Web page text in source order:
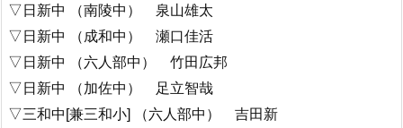
▽日新中 （南陵中） 泉山雄太
▽日新中 （成和中） 瀬口佳活
▽日新中 （六人部中） 竹田広邦
▽日新中 （加佐中） 足立智哉
▽三和中[兼三和小] （六人部中） 吉田新